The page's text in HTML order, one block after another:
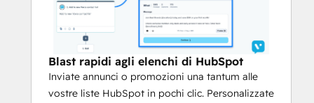
Inviate automaticamente messaggi ai
nuovi contatti che entrano in HubSpot,
assicurando che ogni contatto riceva una
comunicazione tempestiva e in linea con
il brand, senza bisogno di ulteriore lavoro
manuale.
Blast rapidi agli elenchi di HubSpot
Inviate annunci o promozioni una tantum alle
vostre liste HubSpot in pochi clic. Personalizzate